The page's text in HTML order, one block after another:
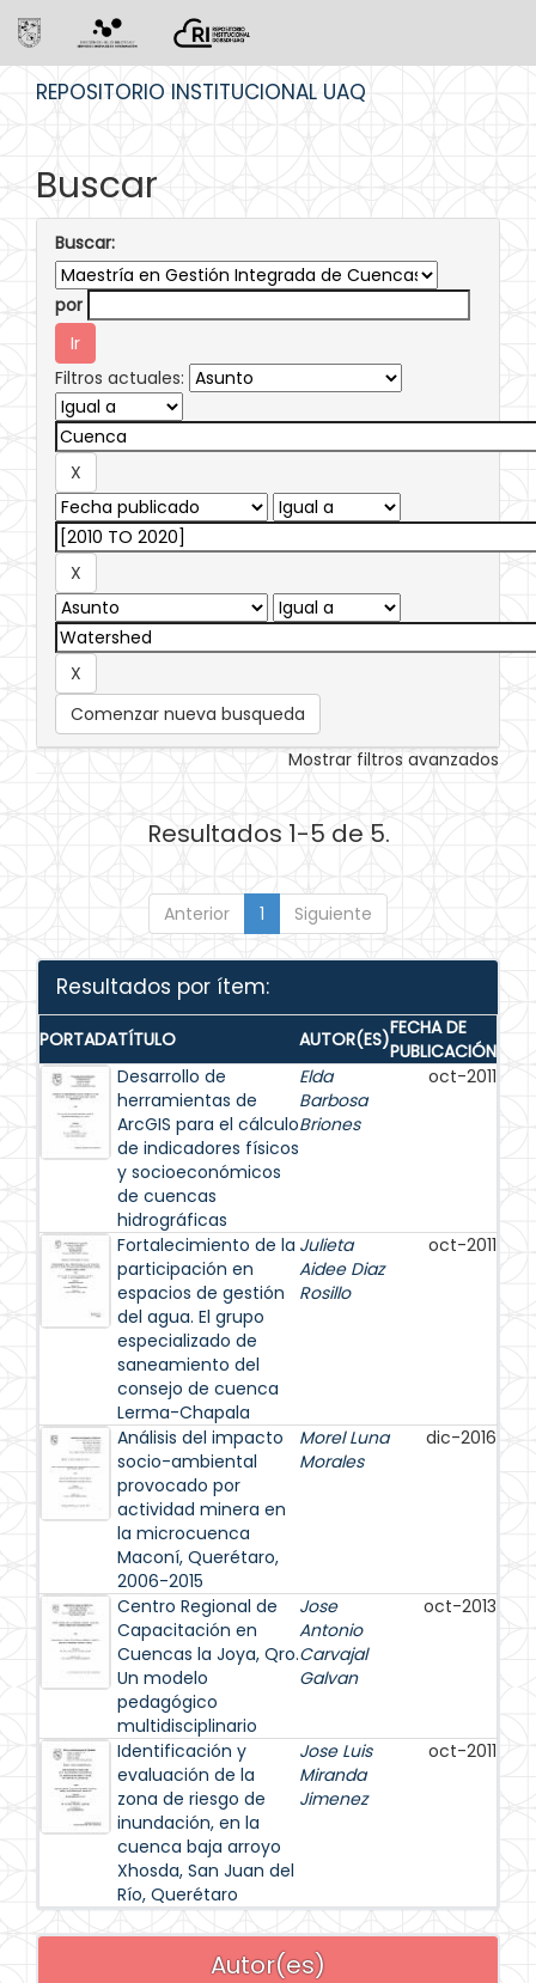
REPOSITORIO INSTITUCIONAL UAQ
Buscar
Buscar:
por
Filtros actuales:
Comenzar nueva busqueda
Mostrar filtros avanzados
Resultados 1-5 de 5.
Anterior 1 Siguiente
Resultados por ítem:
PORTADATÍTULO AUTOR(ES)FECHA DE
PUBLICACIÓN
Desarrollo de
herramientas de
ArcGIS para el cálculo
de indicadores físicos
y socioeconómicos
de cuencas
hidrográficas
Elda
Barbosa
Briones
oct-2011
Fortalecimiento de la
participación en
espacios de gestión
del agua. El grupo
especializado de
saneamiento del
consejo de cuenca
Lerma-Chapala
Julieta
Aidee Diaz
Rosillo
oct-2011
Análisis del impacto
socio-ambiental
provocado por
actividad minera en
la microcuenca
Maconí, Querétaro,
2006-2015
Morel Luna
Morales
dic-2016
Centro Regional de
Capacitación en
Cuencas la Joya, Qro.
Un modelo
pedagógico
multidisciplinario
Jose
Antonio
Carvajal
Galvan
oct-2013
Identificación y
evaluación de la
zona de riesgo de
inundación, en la
cuenca baja arroyo
Xhosda, San Juan del
Río, Querétaro
Jose Luis
Miranda
Jimenez
oct-2011
Autor(es)